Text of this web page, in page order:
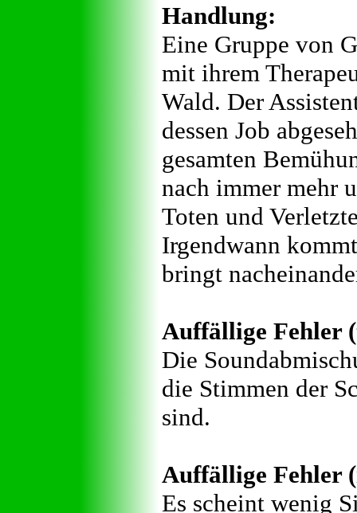
Handlung:
Eine Gruppe von
mit ihrem
Wald. Der
dessen Job
gesamten
nach immer mehr
Toten und
Irgendwann
bringt
Auffällige Fehler
Die
die Stimmen der
sind.
Auffällige Fehler
Es scheint wenig